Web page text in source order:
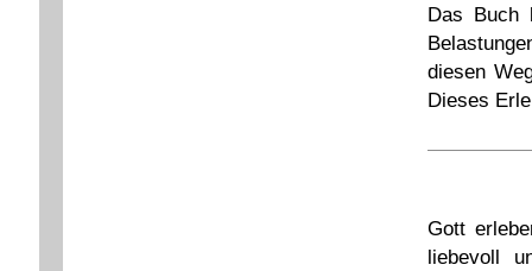
Das Buch
diesen
Dieses
Gott
liebevoll